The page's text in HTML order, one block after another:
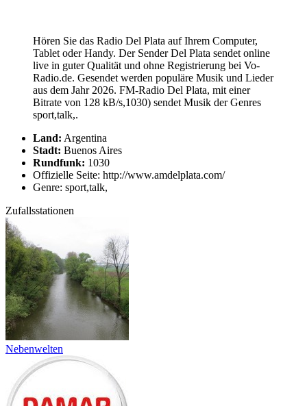
Hören Sie das Radio Del Plata auf Ihrem Computer,
Tablet oder Handy. Der Sender Del Plata sendet online
live in guter Qualität und ohne Registrierung bei Vo-
Radio.de. Gesendet werden populäre Musik und Lieder
aus dem Jahr 2026. FM-Radio Del Plata, mit einer
Bitrate von 128 kB/s,1030) sendet Musik der Genres
sport,talk,.
Land: Argentina
Stadt: Buenos Aires
Rundfunk: 1030
Offizielle Seite: http://www.amdelplata.com/
Genre: sport,talk,
Zufallsstationen
Nebenwelten